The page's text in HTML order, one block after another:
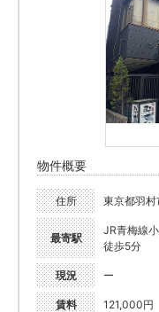
物件概要
住所 東京都羽
最寄駅
JR青梅線
徒歩5分
現況 ー
賃料 121,000円